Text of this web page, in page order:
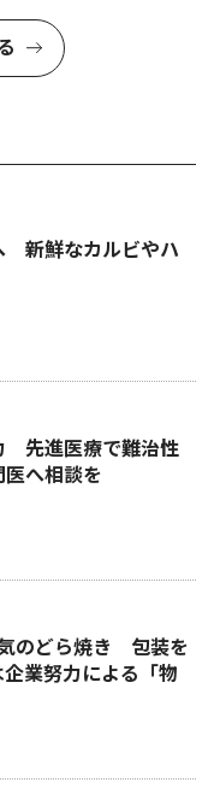
新鮮なカルビやハ
先進医療で難治性
へ相談を
のどら焼き 包装を
業努力による「物